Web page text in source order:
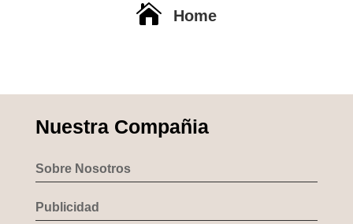
 Home
Nuestra Compañia
Sobre Nosotros
Publicidad